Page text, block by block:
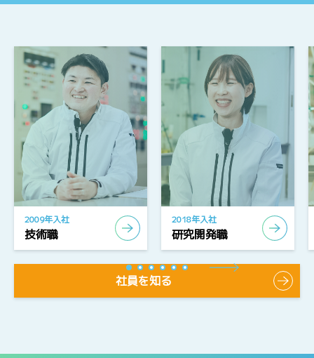
2009年入社
技術職
2018年入社
研究開発職
社員を知る